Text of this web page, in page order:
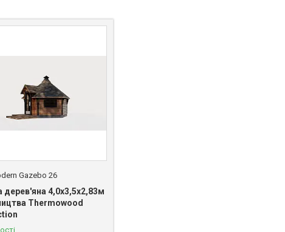
Gazebo 26
дерев'яна 4,0х3,5х2,83м
Thermowood